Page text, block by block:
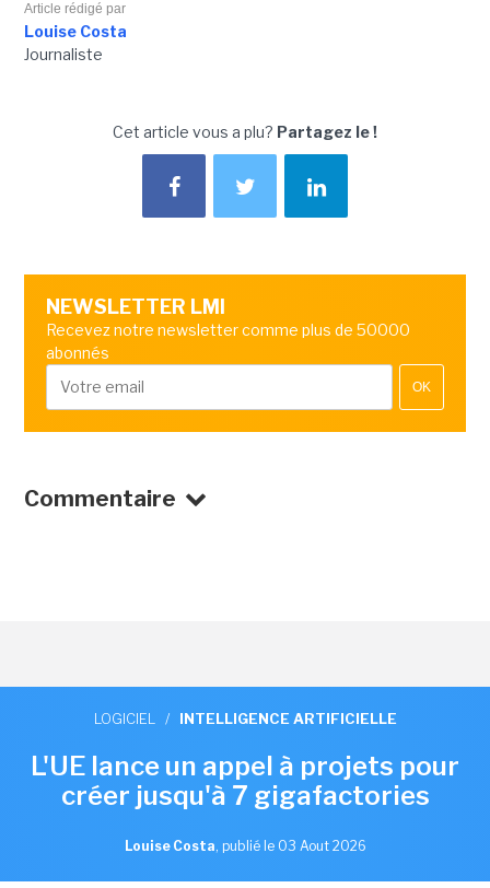
Article rédigé par
Louise Costa
Journaliste
Cet article vous a plu? Partagez le !
NEWSLETTER LMI
Recevez notre newsletter comme plus de 50000
abonnés
OK
Commentaire
LOGICIEL / INTELLIGENCE ARTIFICIELLE
L'UE lance un appel à projets pour
créer jusqu'à 7 gigafactories
Louise Costa, publié le 03 Aout 2026